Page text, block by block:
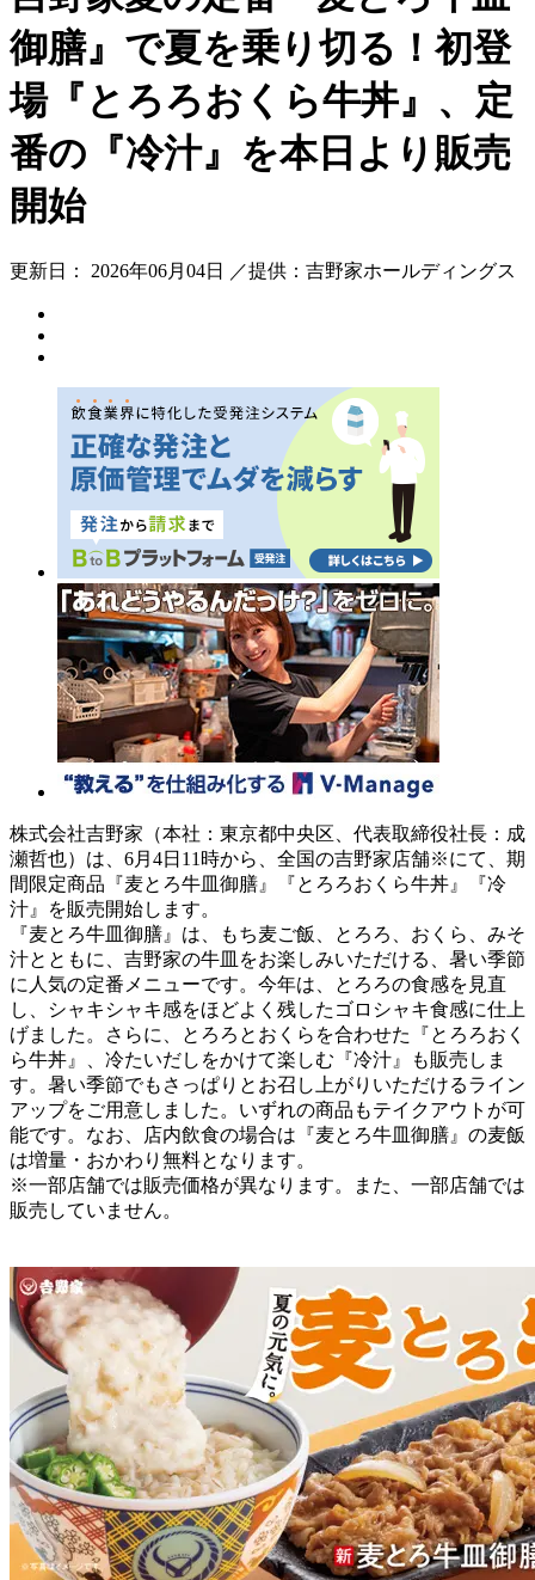
御膳』で夏を乗り切る！初登
場『とろろおくら牛丼』、定
番の『冷汁』を本日より販売
開始
更新日： 2026年06月04日 ／提供：吉野家ホールディングス
株式会社吉野家（本社：東京都中央区、代表取締役社長：成
瀬哲也）は、6月4日11時から、全国の吉野家店舗※にて、期
間限定商品『麦とろ牛皿御膳』『とろろおくら牛丼』『冷
汁』を販売開始します。
『麦とろ牛皿御膳』は、もち麦ご飯、とろろ、おくら、みそ
汁とともに、吉野家の牛皿をお楽しみいただける、暑い季節
に人気の定番メニューです。今年は、とろろの食感を見直
し、シャキシャキ感をほどよく残したゴロシャキ食感に仕上
げました。さらに、とろろとおくらを合わせた『とろろおく
ら牛丼』、冷たいだしをかけて楽しむ『冷汁』も販売しま
す。暑い季節でもさっぱりとお召し上がりいただけるライン
アップをご用意しました。いずれの商品もテイクアウトが可
能です。なお、店内飲食の場合は『麦とろ牛皿御膳』の麦飯
は増量・おかわり無料となります。
※一部店舗では販売価格が異なります。また、一部店舗では
販売していません。